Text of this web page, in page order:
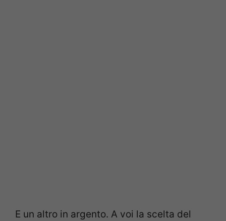
E un altro in argento. A voi la scelta del